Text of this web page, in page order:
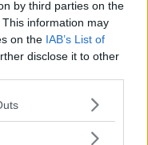
by third parties on the
This information may
on the IAB’s List of
disclose it to other
one or more Google
You may click to